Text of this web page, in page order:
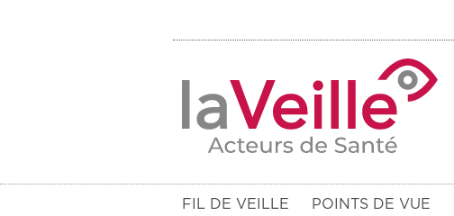
FIL DE VEILLE POINTS DE VUE